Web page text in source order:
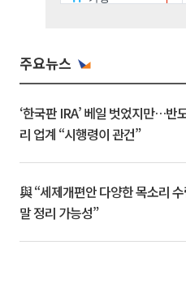
주요뉴스
‘한국판 IRA’ 베일 벗었지만…반
리 업계 “시행령이 관건”
與 “세제개편안 다양한 목소리
말 정리 가능성”